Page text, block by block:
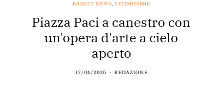
BASKET NEWS, ULTIMISSIME
Piazza Paci a canestro con
un'opera d'arte a cielo
aperto
17/06/2026 REDAZIONE